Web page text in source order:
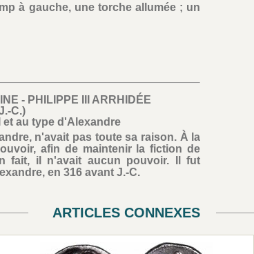
à gauche, une torche allumée ; un
- PHILIPPE III ARRHIDÉE
C.)
et au type d'Alexandre
n'avait pas toute sa raison. À la
afin de maintenir la fiction de
fait, il n'avait aucun pouvoir. Il fut
en 316 avant J.-C.
ARTICLES CONNEXES